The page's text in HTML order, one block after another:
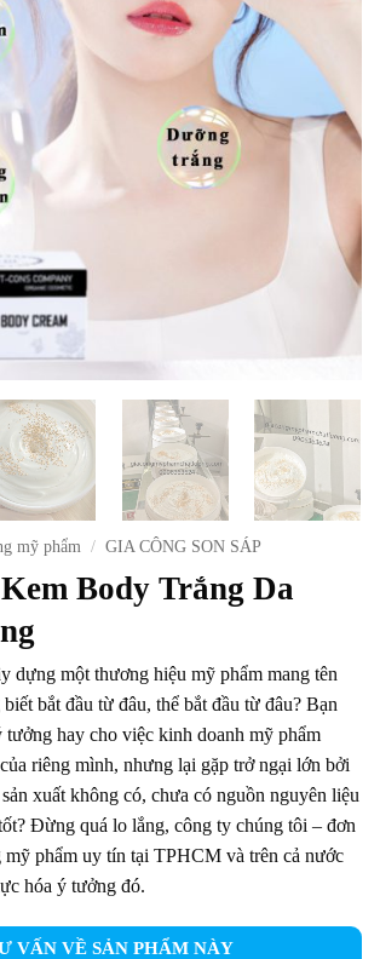
mỹ phẩm / GIA CÔNG SON SÁP
Body Trắng Da
dựng một thương hiệu mỹ phẩm mang tên
bắt đầu từ đâu, thể bắt đầu từ đâu? Bạn
tưởng hay cho việc kinh doanh mỹ phẩm
riêng mình, nhưng lại gặp trở ngại lớn bởi
xuất không có, chưa có nguồn nguyên liệu
Đừng quá lo lắng, công ty chúng tôi – đơn
mỹ phẩm uy tín tại TPHCM và trên cả nước
hóa ý tưởng đó.
VẤN VỀ SẢN PHẨM NÀY